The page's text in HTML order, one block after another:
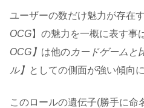
ユーザーの数だけ魅力が存在
OCG】の魅力を一概に表す事
OCG】 は他の カードゲームと
ル】 としての側面が強い傾向
このロールの遺伝子(勝手に命